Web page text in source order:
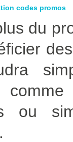
codes promos
du
ou